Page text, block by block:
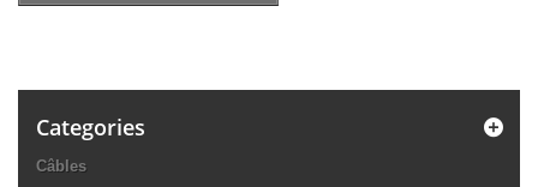
Categories
Câbles